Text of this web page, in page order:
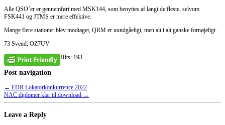
Alle QSO’er er gennemført med MSK144, som benyttes af langt de fleste, selvom
FSK441 og JTMS er mere effektive.
Mange flere stationer blev modtaget, QRM er uundgåeligt, men alt i alt ganske fornøjeligt.
73 Svend, OZ7UV
Hits: 193
Post navigation
← EDR Lokatorkonkurrence 2022
NAC diplomer klar til download →
Leave a Reply